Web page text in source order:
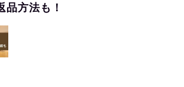
品方法も！